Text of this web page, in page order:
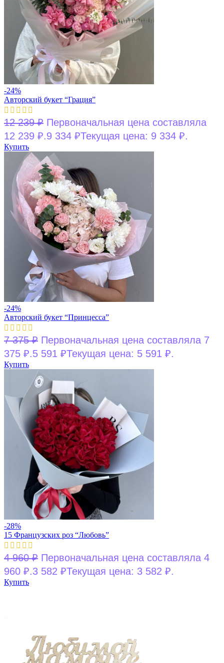
-24%
Авторский букет “Грация”
12 239₽ Первоначальная цена составляла
12 239 ₽.9 334 ₽Текущая цена: 9 334 ₽.
Купить
-24%
Авторский букет “Принцесса”
7 375₽ Первоначальная цена составляла 7
375 ₽.5 591 ₽Текущая цена: 5 591 ₽.
Купить
-28%
15 Французских роз “Любовь”
4 960₽ Первоначальная цена составляла 4
960 ₽.3 582 ₽Текущая цена: 3 582 ₽.
Купить